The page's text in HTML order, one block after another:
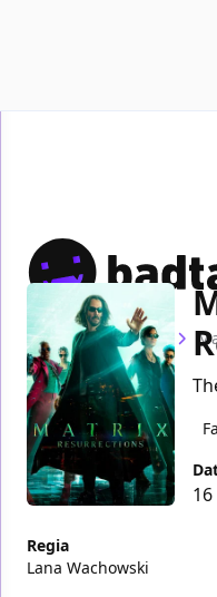
Home Film
Regia
Lana Wachowski